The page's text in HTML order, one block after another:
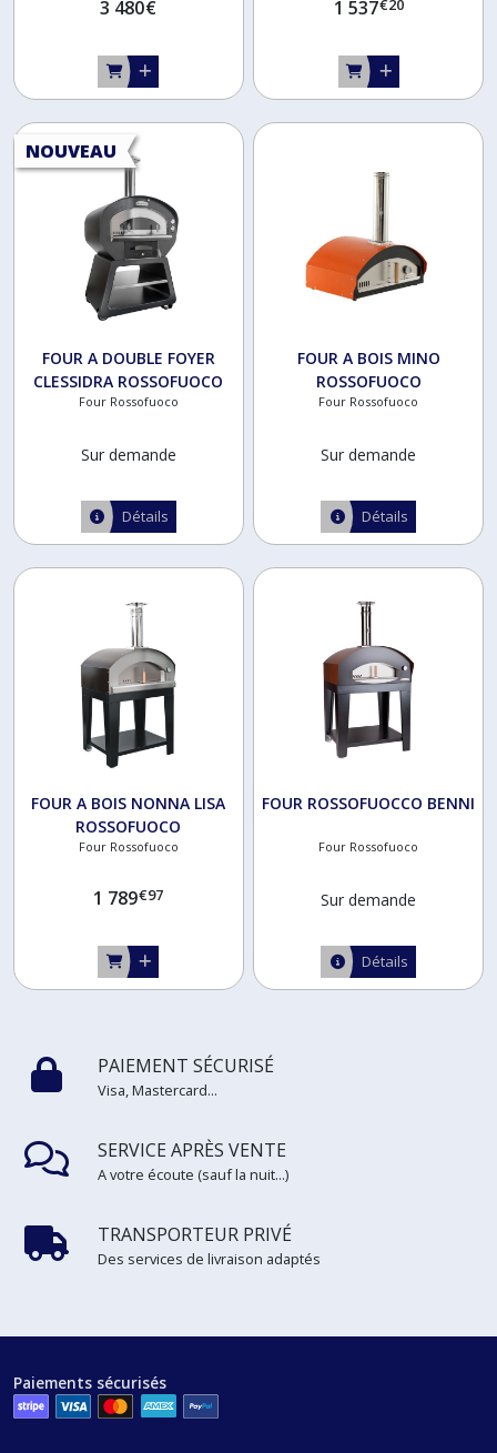
3 480€ 1 537€20
NOUVEAU
FOUR A DOUBLE FOYER
CLESSIDRA ROSSOFUOCO
Four Rossofuoco
Sur demande
Détails
FOUR A BOIS MINO
ROSSOFUOCO
Four Rossofuoco
Sur demande
Détails
FOUR A BOIS NONNA LISA
ROSSOFUOCO
Four Rossofuoco
1 789€97
FOUR ROSSOFUOCCO BENNI
Four Rossofuoco
Sur demande
Détails
PAIEMENT SÉCURISÉ
Visa, Mastercard...
SERVICE APRÈS VENTE
A votre écoute (sauf la nuit...)
TRANSPORTEUR PRIVÉ
Des services de livraison adaptés
Paiements sécurisés